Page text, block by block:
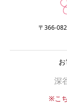
〒366-
深
※こ